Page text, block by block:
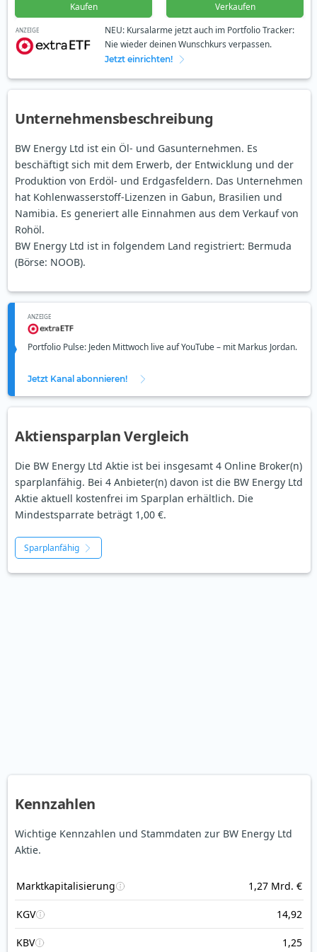
Kaufen Verkaufen
ANZEIGE
NEU: Kursalarme jetzt auch im Portfolio Tracker:
Nie wieder deinen Wunschkurs verpassen.
Jetzt einrichten!
Unternehmensbeschreibung
BW Energy Ltd ist ein Öl- und Gasunternehmen. Es
beschäftigt sich mit dem Erwerb, der Entwicklung und der
Produktion von Erdöl- und Erdgasfeldern. Das Unternehmen
hat Kohlenwasserstoff-Lizenzen in Gabun, Brasilien und
Namibia. Es generiert alle Einnahmen aus dem Verkauf von
Rohöl.
BW Energy Ltd ist in folgendem Land registriert: Bermuda
(Börse: NOOB).
ANZEIGE
Portfolio Pulse: Jeden Mittwoch live auf YouTube – mit Markus Jordan.
Jetzt Kanal abonnieren!
Aktiensparplan Vergleich
Die BW Energy Ltd Aktie ist bei insgesamt 4 Online Broker(n)
sparplanfähig. Bei 4 Anbieter(n) davon ist die BW Energy Ltd
Aktie aktuell kostenfrei im Sparplan erhältlich. Die
Mindestsparrate beträgt 1,00 €.
Sparplanfähig
Kennzahlen
Wichtige Kennzahlen und Stammdaten zur BW Energy Ltd
Aktie.
Marktkapitalisierung 1,27 Mrd. €
KGV 14,92
KBV 1,25